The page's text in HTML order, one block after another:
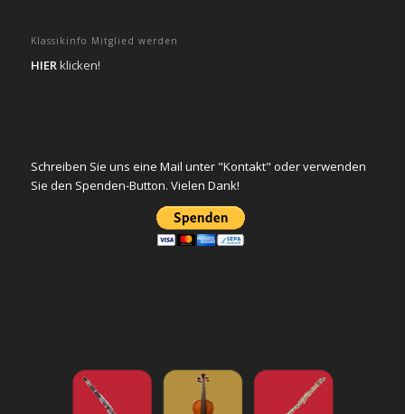
Klassikinfo Mitglied werden
HIERklicken!
Schreiben Sie uns eine Mail unter "Kontakt" oder verwenden
Sie den Spenden-Button. Vielen Dank!